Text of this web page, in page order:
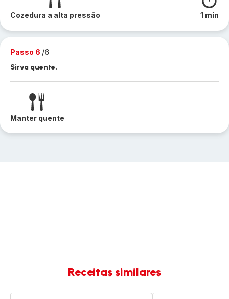
Cozedura a alta pressão 1 min
Passo 6 /6
Sirva quente.
Manter quente
Receitas similares